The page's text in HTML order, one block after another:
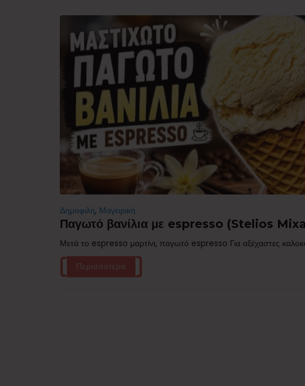
Δημοφιλή, Μαγειρική
Παγωτό βανίλια με espresso (Stelios
Μετά το espresso μαρτίνι, παγωτό espresso Για αξέχαστες
Περισσότερα